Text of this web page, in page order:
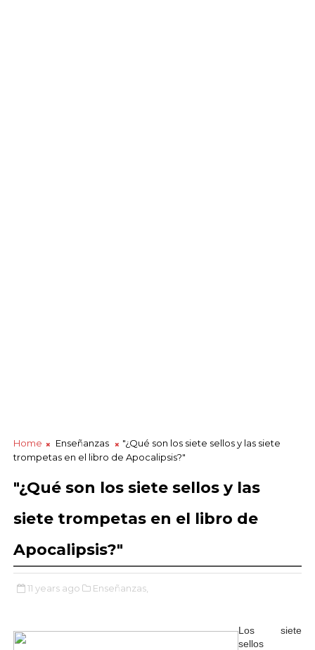
Home Enseñanzas
"¿Qué son los siete sellos y las siete
trompetas en el libro de Apocalipsis?"
"¿Qué son los siete sellos y las
siete trompetas en el libro de
Apocalipsis?"
11 years ago Enseñanzas,
Los siete
sellos